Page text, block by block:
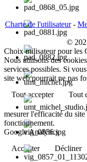
Charte de l'utilisateur-
©
Choix utilisateur pour les
Nous utilisons des
services possibles. Si
site web pourrait ne pas
Tout accepter
Tout
mesurer l'efficacité du
fonctionnement.
Google Analytics
Accepter
Décliner